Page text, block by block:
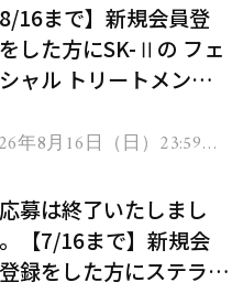
8/16まで】新規会員登
した方にSK-Ⅱの フェ
トリートメント
年8月16日（日）23:59ま
募は終了いたしまし
【7/16まで】新規会
録をした方にステラボ